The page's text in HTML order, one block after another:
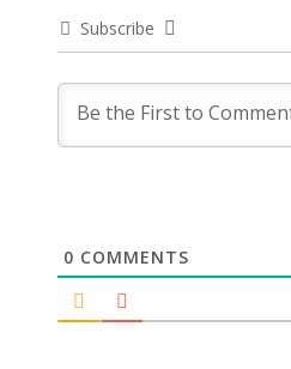
Subscribe
0 COMMENTS